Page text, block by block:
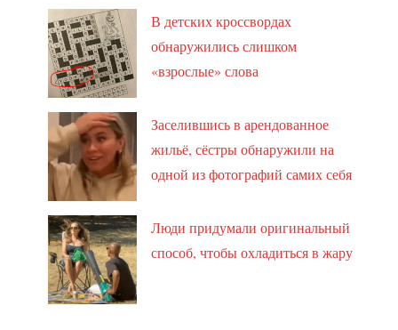
В детских кроссвордах
обнаружились слишком
«взрослые» слова
Заселившись в арендованное
жильё, сёстры обнаружили на
одной из фотографий самих себя
Люди придумали оригинальный
способ, чтобы охладиться в жару